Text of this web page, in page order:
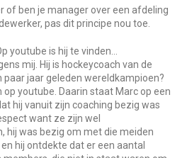
of ben je manager over een afdeling
pas dit principe nou toe.
youtube is hij te vinden…
mij. Hij is hockeycoach van de
paar jaar geleden wereldkampioen?
op youtube. Daarin staat Marc op een
hij vanuit zijn coaching bezig was
want ze zijn wel
hij was bezig om met die meiden
hij ontdekte dat er een aantal